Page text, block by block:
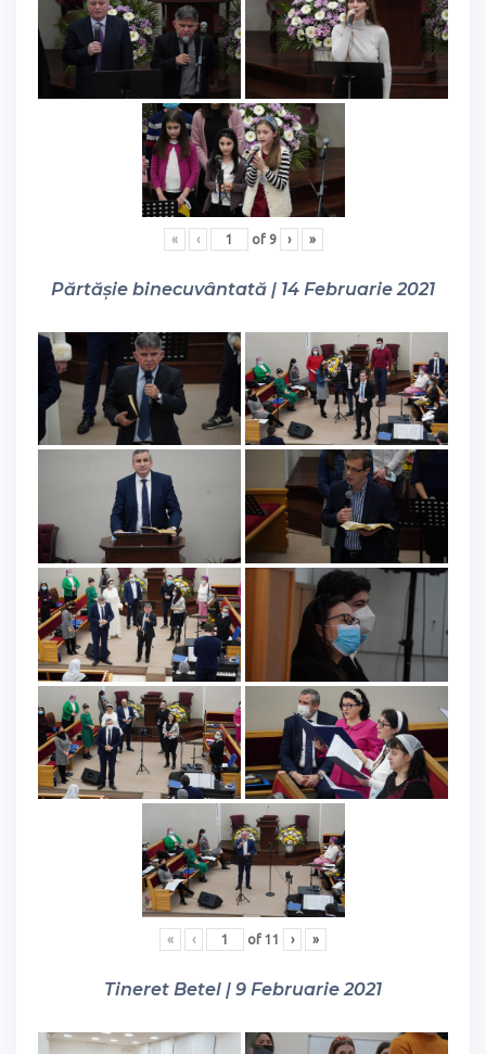
« ‹ of 9 › »
Părtășie binecuvântată | 14 Februarie 2021
« ‹ of 11 › »
Tineret Betel | 9 Februarie 2021